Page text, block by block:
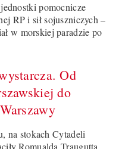
pomocnicze
RP i sił sojuszniczych –
w morskiej paradzie po
Od
do
na stokach Cytadeli